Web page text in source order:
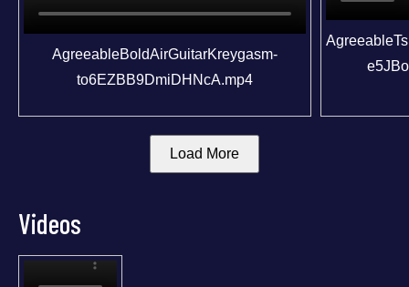
AgreeableBoldAirGuitarKreygasm-
to6EZBB9DmiDHNcA.mp4
Load More
Videos